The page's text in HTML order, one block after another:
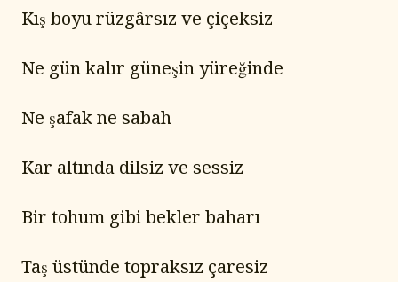
Kış boyu rüzgârsız ve çiçeksiz
Ne gün kalır güneşin yüreğinde
Ne şafak ne sabah
Kar altında dilsiz ve sessiz
Bir tohum gibi bekler baharı
Taş üstünde topraksız çaresiz